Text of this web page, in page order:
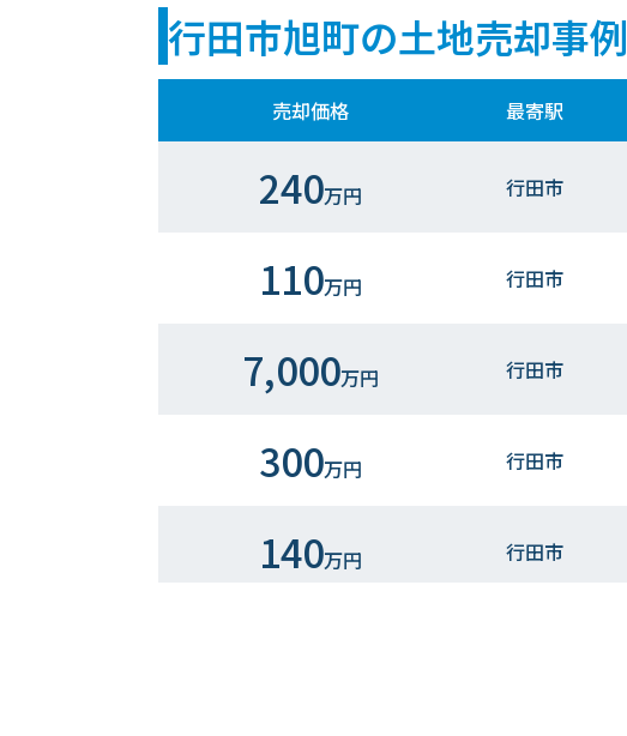
行田市旭町の土地売却事例
売却価格 最寄駅
240万円 行田市
110万円 行田市
7,000万円 行田市
300万円 行田市
140万円 行田市